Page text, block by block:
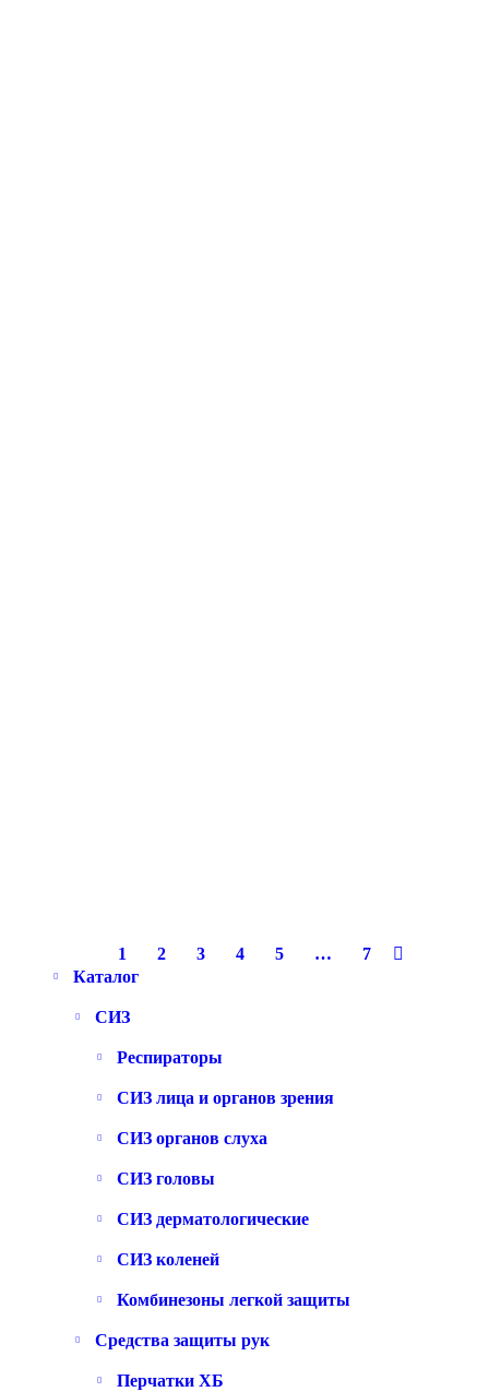
1 2 3 4 5 …
7
Каталог
СИЗ
Респираторы
СИЗ лица и органов зрения
СИЗ органов слуха
СИЗ головы
СИЗ дерматологические
СИЗ коленей
Комбинезоны легкой защиты
Средства защиты рук
Перчатки ХБ